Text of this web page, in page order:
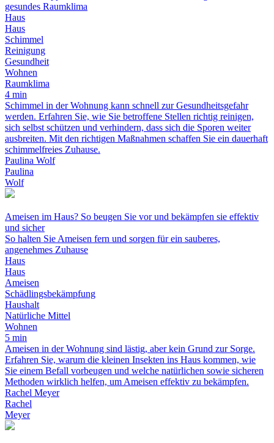
gesundes Raumklima
Haus
Haus
Schimmel
Reinigung
Gesundheit
Wohnen
Raumklima
4 min
Schimmel in der Wohnung kann schnell zur Gesundheitsgefahr
werden. Erfahren Sie, wie Sie betroffene Stellen richtig reinigen,
sich selbst schützen und verhindern, dass sich die Sporen weiter
ausbreiten. Mit den richtigen Maßnahmen schaffen Sie ein dauerhaft
schimmelfreies Zuhause.
Paulina Wolf
Paulina
Wolf
Ameisen im Haus? So beugen Sie vor und bekämpfen sie effektiv
und sicher
So halten Sie Ameisen fern und sorgen für ein sauberes,
angenehmes Zuhause
Haus
Haus
Ameisen
Schädlingsbekämpfung
Haushalt
Natürliche Mittel
Wohnen
5 min
Ameisen in der Wohnung sind lästig, aber kein Grund zur Sorge.
Erfahren Sie, warum die kleinen Insekten ins Haus kommen, wie
Sie einem Befall vorbeugen und welche natürlichen sowie sicheren
Methoden wirklich helfen, um Ameisen effektiv zu bekämpfen.
Rachel Meyer
Rachel
Meyer